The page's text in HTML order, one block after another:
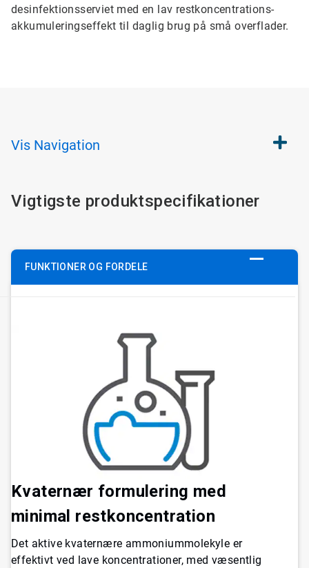
desinfektionsserviet med en lav restkoncentrations-
akkumuleringseffekt til daglig brug på små overflader.
Vis Navigation
Vigtigste produktspecifikationer
FUNKTIONER OG FORDELE
Kvaternær formulering med
minimal restkoncentration
Det aktive kvaternære ammoniummolekyle er
effektivt ved lave koncentrationer, med væsentlig